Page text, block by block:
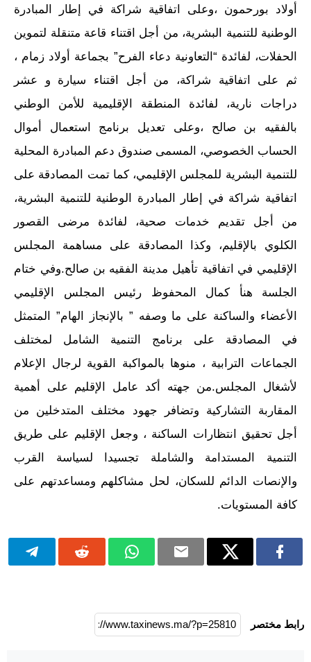
أولاد بورحمون ،وعلى اتفاقية شراكة في إطار المبادرة
الوطنية للتنمية البشرية، من أجل اقتناء قاعة متنقلة لتموين
الحفلات، لفائدة “التعاونية دعاء الفرح” بجماعة أولاد زمام ،
ثم على اتفاقية شراكة، من أجل اقتناء سيارة و عشر
دراجات نارية، لفائدة المنطقة الإقليمية للأمن الوطني
بالفقيه بن صالح ،وعلى تعديل برنامج استعمال أموال
الحساب الخصوصي، المسمى صندوق دعم المبادرة المحلية
للتنمية البشرية للمجلس الإقليمي، كما تمت المصادقة على
اتفاقية شراكة في إطار المبادرة الوطنية للتنمية البشرية،
من أجل تقديم خدمات صحية، لفائدة مرضى القصور
الكلوي بالإقليم، وكذا المصادقة على مساهمة المجلس
الإقليمي في اتفاقية تأهيل مدينة الفقيه بن صالح.وفي ختام
الجلسة هنأ كمال المحفوظ رئيس المجلس الإقليمي
الأعضاء والساكنة على ما وصفه ” بالإنجاز الهام” المتمثل
في المصادقة على برنامج التنمية الشامل لمختلف
الجماعات الترابية ، منوها بالمواكبة القوية لرجال الإعلام
لأشغال المجلس.من جهته أكد عامل الإقليم على أهمية
المقاربة التشاركية وتضافر جهود مختلف المتدخلين من
أجل تحقيق انتظارات الساكنة ، وجعل الإقليم على طريق
التنمية المستدامة والشاملة تجسيدا لسياسة القرب
والإنصات الدائم للسكان، لحل مشاكلهم ومساعدتهم على
كافة المستويات.
رابط مختصر